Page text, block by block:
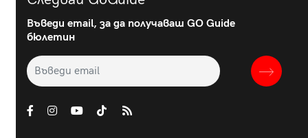
Въведи email, за да получаваш GO Guide
бюлетин